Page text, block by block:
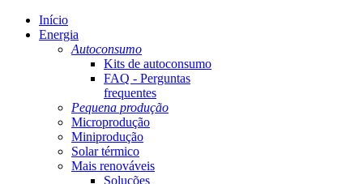
Início
Energia
Autoconsumo
Kits de autoconsumo
FAQ - Perguntas
frequentes
Pequena produção
Microprodução
Miniprodução
Solar térmico
Mais renováveis
Soluções